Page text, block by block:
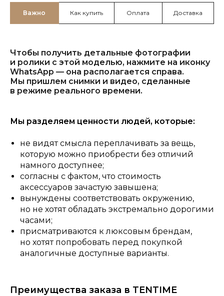
Важно Как купить Оплата Доставка
Чтобы получить детальные фотографии
и ролики с этой моделью, нажмите на иконку
WhatsApp — она располагается справа.
Мы пришлем снимки и видео, сделанные
в режиме реального времени.
Мы разделяем ценности людей, которые:
не видят смысла переплачивать за вещь,
которую можно приобрести без отличий
намного доступнее;
согласны с фактом, что стоимость
аксессуаров зачастую завышена;
вынуждены соответствовать окружению,
но не хотят обладать экстремально дорогими
часами;
присматриваются к люксовым брендам,
но хотят попробовать перед покупкой
аналогичные доступные варианты.
Преимущества заказа в TENTIME